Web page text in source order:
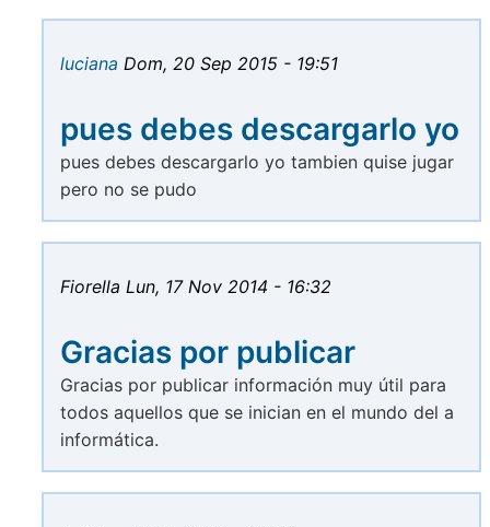
luciana Dom, 20 Sep 2015 - 19:51
pues debes descargarlo yo
pues debes descargarlo yo tambien quise jugar
pero no se pudo
Fiorella Lun, 17 Nov 2014 - 16:32
Gracias por publicar
Gracias por publicar información muy útil para
todos aquellos que se inician en el mundo del a
informática.